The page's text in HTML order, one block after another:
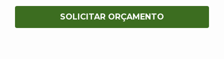
SOLICITAR ORÇAMENTO